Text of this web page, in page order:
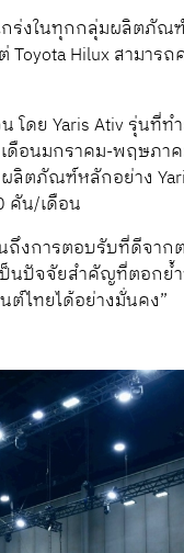
กร่งในทุกกลุ่มผลิตภั
Toyota Hilux สามา
ดย Yaris Ativ รุ่นที่ท
ดือนมกราคม-พฤษภ
ลิตภัณฑ์หลักอย่าง
คัน/เดือน
งการตอบรับที่ดีจาก
นปัจจัยสำคัญที่ตอกย้
ต์ไทยได้อย่างมั่นคง”